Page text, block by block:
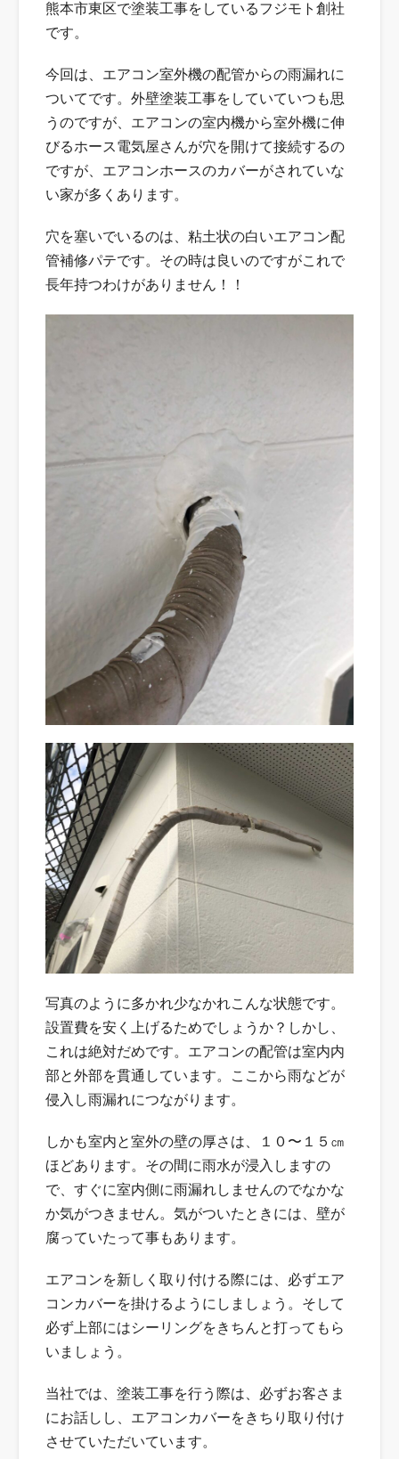
熊本市東区で塗装工事をしているフジモト創社
です。
今回は、エアコン室外機の配管からの雨漏れに
ついてです。外壁塗装工事をしていていつも思
うのですが、エアコンの室内機から室外機に伸
びるホース電気屋さんが穴を開けて接続するの
ですが、エアコンホースのカバーがされていな
い家が多くあります。
穴を塞いでいるのは、粘土状の白いエアコン配
管補修パテです。その時は良いのですがこれで
長年持つわけがありません！！
写真のように多かれ少なかれこんな状態です。
設置費を安く上げるためでしょうか？しかし、
これは絶対だめです。エアコンの配管は室内内
部と外部を貫通しています。ここから雨などが
侵入し雨漏れにつながります。
しかも室内と室外の壁の厚さは、１０〜１５㎝
ほどあります。その間に雨水が浸入しますの
で、すぐに室内側に雨漏れしませんのでなかな
か気がつきません。気がついたときには、壁が
腐っていたって事もあります。
エアコンを新しく取り付ける際には、必ずエア
コンカバーを掛けるようにしましょう。そして
必ず上部にはシーリングをきちんと打ってもら
いましょう。
当社では、塗装工事を行う際は、必ずお客さま
にお話しし、エアコンカバーをきちり取り付け
させていただいています。